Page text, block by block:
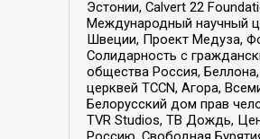
Эстонии, Calvert 22
Международный научный
Швеции, Проект Медуза,
Солидарность с
общества Россия,
церквей TCCN, Агора,
Белорусский дом прав
TVR Studios, ТВ Дождь,